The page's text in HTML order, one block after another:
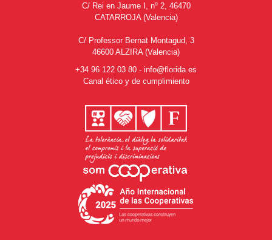
C/ Rei en Jaume I, nº 2, 46470
CATARROJA (Valencia)
C/ Professor Bernat Montagud, 3
46600 ALZIRA (Valencia)
+34 96 122 03 80 - info@florida.es
Canal ético y de cumplimiento